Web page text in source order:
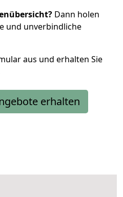
Dann holen
und unverbindliche
aus und erhalten Sie
erhalten